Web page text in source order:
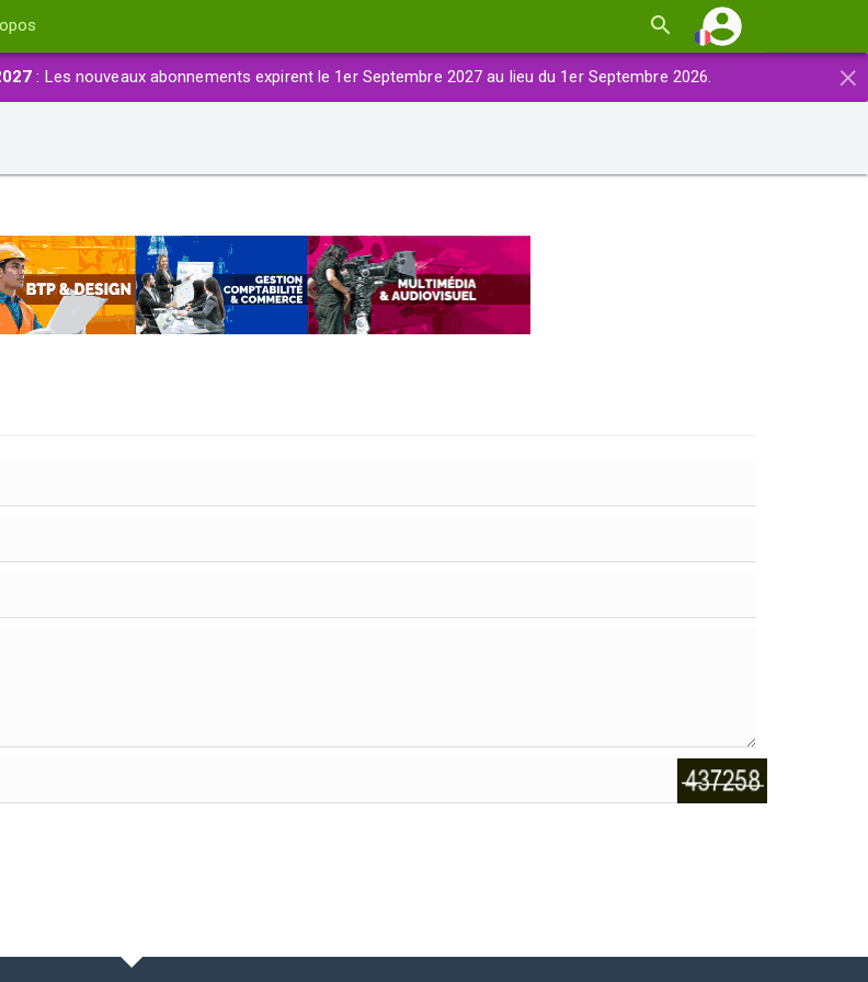
×
: Les nouveaux abonnements expirent le 1er Septembre 2027 au lieu du 1er Septembre 2026.